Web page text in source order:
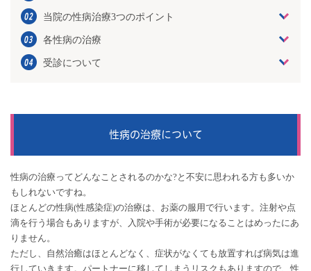
当院の性病治療3つのポイント
各性病の治療
受診について
性病の治療について
性病の治療ってどんなことされるのかな?と不安に思われる方も多いか
もしれないですね。
ほとんどの性病(性感染症)の治療は、お薬の服用で行います。注射や点
滴を行う場合もありますが、入院や手術が必要になることはめったにあ
りません。
ただし、自然治癒はほとんどなく、症状がなくても放置すれば病気は進
行していきます。パートナーに移してしまうリスクもありますので、性